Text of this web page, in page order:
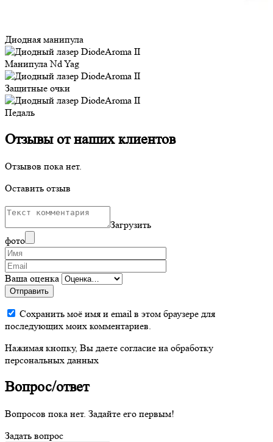
Диодная манипула
Манипула Nd Yag
Защитные очки
Педаль
Отзывы от наших клиентов
Отзывов пока нет.
Оставить отзыв
Загрузить
фото
Ваша оценка
Отправить
Сохранить моё имя и email в этом браузере для
последующих моих комментариев.
Нажимая кнопку, Вы даете согласие на обработку
персональных данных
Вопрос/ответ
Вопросов пока нет. Задайте его первым!
Задать вопрос